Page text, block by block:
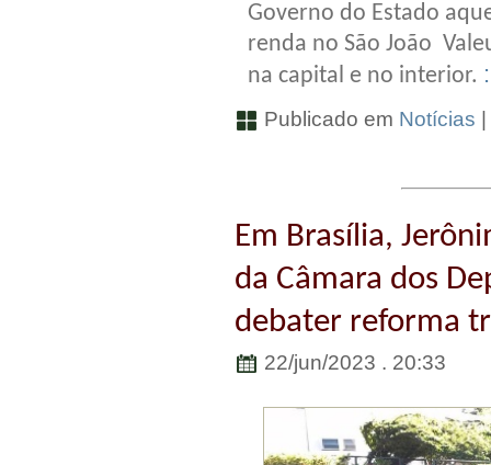
Governo do Estado
renda no São João
na capital e no interior.
Publicado em Notícias
Em Brasília,
da Câmara dos
debater reforma
22/jun/2023 . 20:33